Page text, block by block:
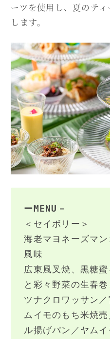
ーツを使用し、夏のテ
します。
ーMENU－
＜セイボリー＞
海老マヨネーズマ
風味
広東風叉焼、黒糖
と彩々野菜の生春
ツナクロワッサン
ムイモのもち米焼
ル揚げパン／ヤム